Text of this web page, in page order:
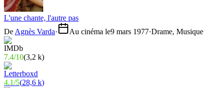
L'une chante, l'autre pas
De Agnès Varda· Au cinéma le9 mars 1977·Drame, Musique
7.4/10(3,2 k)
4.1/5(28,6 k)